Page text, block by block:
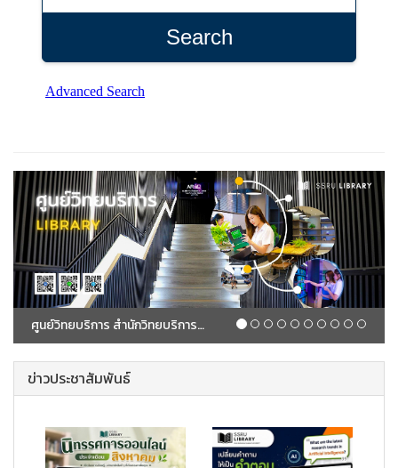
ศูนย์วิทยบริการ สำนักวิทยบริการและเทคโนโลยีสารสนเทศ
ข่าวประชาสัมพันธ์